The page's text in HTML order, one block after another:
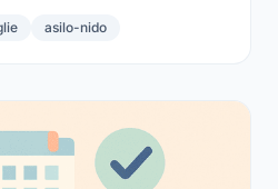
asilo-nido